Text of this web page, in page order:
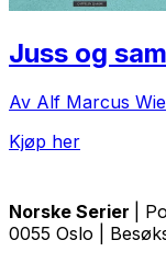
Juss og
Av Alf Marcus
Kjøp her
Norske Serier
|
0055 Oslo |